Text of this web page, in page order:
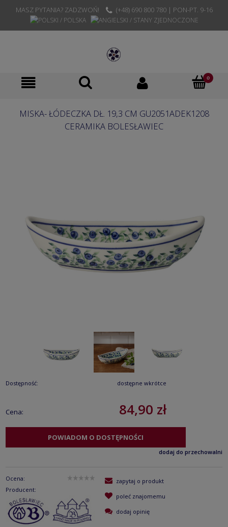
MASZ PYTANIA? ZADZWOŃ! (+48) 690 800 780 | PON-PT. 9-16
MISKA- ŁÓDECZKA DŁ. 19,3 CM GU2051ADEK1208
CERAMIKA BOLESŁAWIEC
Dostępność: dostępne wkrótce
Cena: 84,90 zł
POWIADOM O DOSTĘPNOŚCI
dodaj do przechowalni
Ocena:
Producent:
zapytaj o produkt
poleć znajomemu
dodaj opinię